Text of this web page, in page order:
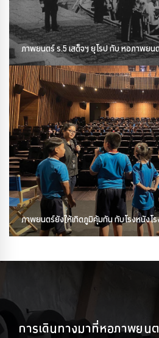
ภาพยนตร์ ร.5 เสด็จฯ ยุโรป กับ หอภาพยน
ภาพยนตร์ยังให้เกิดภูมิคุ้มกัน กับโรงหนังโ
การเดินทางมาที่หอภาพยน